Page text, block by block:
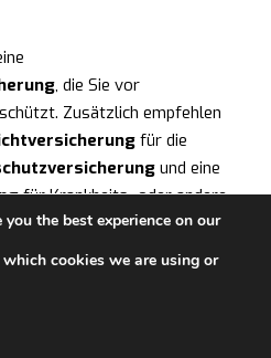
, die Sie vor
Zusätzlich empfehlen
für die
und eine
für Krankheits- oder andere
wird bei digitaler
bereits eine Privatpraxis als
the best experience on our
cookies we are using or